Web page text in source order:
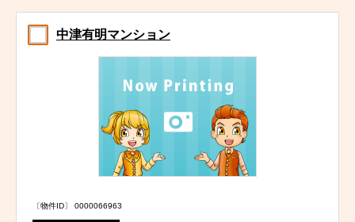
中津有明マンション
〔物件ID〕 0000066963